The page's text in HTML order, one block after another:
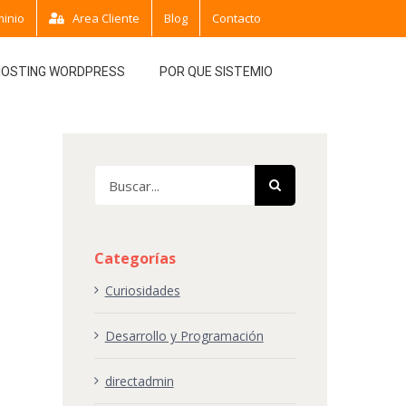
Area Cliente Blog Contacto
WORDPRESS POR QUE SISTEMIO
Categorías
Curiosidades
Desarrollo y Programación
directadmin